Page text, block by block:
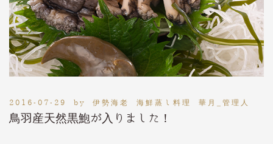
2016-07-29 by 伊勢海老 海鮮蒸し料理 華月_管理人
鳥羽産天然黒鮑が入りました！